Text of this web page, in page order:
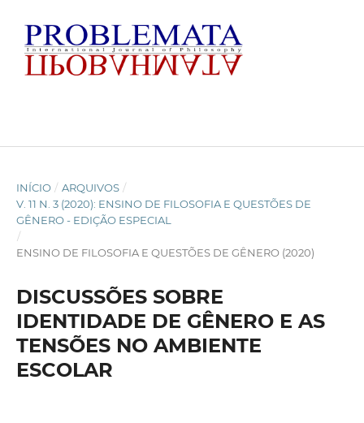
INÍCIO / ARQUIVOS /
V. 11 N. 3 (2020): ENSINO DE FILOSOFIA E QUESTÕES DE
GÊNERO - EDIÇÃO ESPECIAL
/
ENSINO DE FILOSOFIA E QUESTÕES DE GÊNERO (2020)
DISCUSSÕES SOBRE
IDENTIDADE DE GÊNERO E AS
TENSÕES NO AMBIENTE
ESCOLAR